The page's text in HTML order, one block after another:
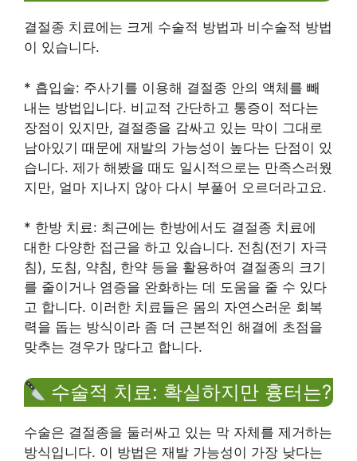
결절종 치료에는 크게 수술적 방법과 비수술적 방법
이 있습니다.
* 흡입술: 주사기를 이용해 결절종 안의 액체를 빼
내는 방법입니다. 비교적 간단하고 통증이 적다는
장점이 있지만, 결절종을 감싸고 있는 막이 그대로
남아있기 때문에 재발의 가능성이 높다는 단점이 있
습니다. 제가 해봤을 때도 일시적으로는 만족스러웠
지만, 얼마 지나지 않아 다시 부풀어 오르더라고요.
* 한방 치료: 최근에는 한방에서도 결절종 치료에
대한 다양한 접근을 하고 있습니다. 전침(전기 자극
침), 도침, 약침, 한약 등을 활용하여 결절종의 크기
를 줄이거나 염증을 완화하는 데 도움을 줄 수 있다
고 합니다. 이러한 치료들은 몸의 자연스러운 회복
력을 돕는 방식이라 좀 더 근본적인 해결에 초점을
맞추는 경우가 많다고 합니다.
수술적 치료: 확실하지만 흉터는?
수술은 결절종을 둘러싸고 있는 막 자체를 제거하는
방식입니다. 이 방법은 재발 가능성이 가장 낮다는